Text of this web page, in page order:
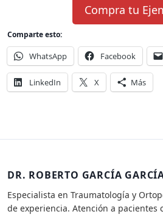
Compra tu
Comparte esto:
WhatsApp Facebook
LinkedIn X Más
DR. ROBERTO GARCÍA
Especialista en Traumatología y
de experiencia. Atención a pacientes